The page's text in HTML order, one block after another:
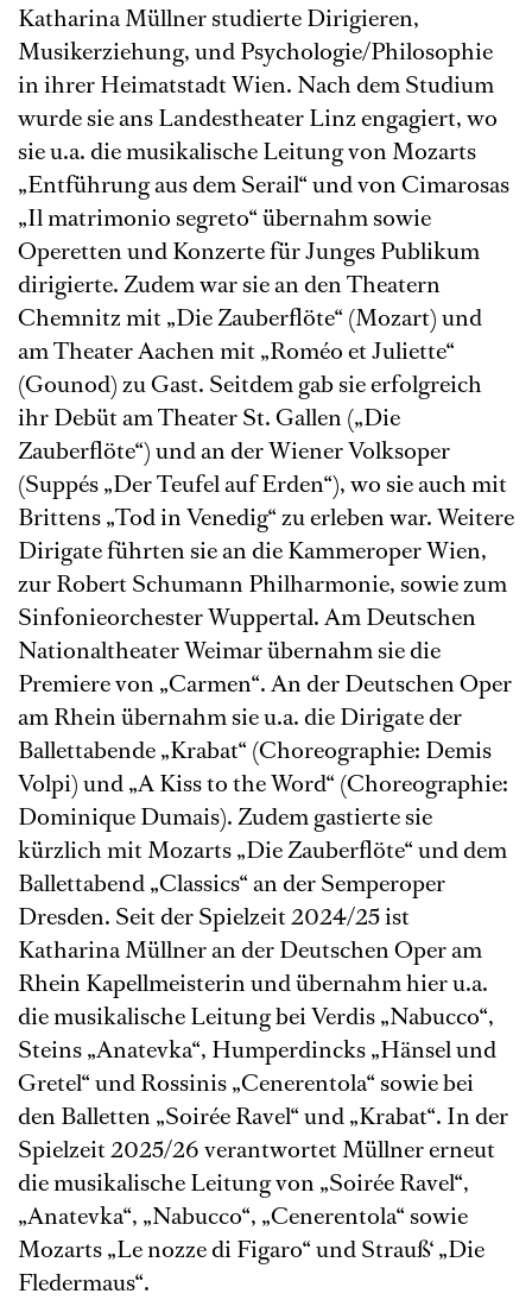
Katharina Müllner studierte Dirigieren,
Musikerziehung, und Psychologie/Philosophie
in ihrer Heimatstadt Wien. Nach dem Studium
wurde sie ans Landestheater Linz engagiert, wo
sie u.a. die musikalische Leitung von Mozarts
„Entführung aus dem Serail“ und von Cimarosas
„Il matrimonio segreto“ übernahm sowie
Operetten und Konzerte für Junges Publikum
dirigierte. Zudem war sie an den Theatern
Chemnitz mit „Die Zauberflöte“ (Mozart) und
am Theater Aachen mit „Roméo et Juliette“
(Gounod) zu Gast. Seitdem gab sie erfolgreich
ihr Debüt am Theater St. Gallen („Die
Zauberflöte“) und an der Wiener Volksoper
(Suppés „Der Teufel auf Erden“), wo sie auch mit
Brittens „Tod in Venedig“ zu erleben war. Weitere
Dirigate führten sie an die Kammeroper Wien,
zur Robert Schumann Philharmonie, sowie zum
Sinfonieorchester Wuppertal. Am Deutschen
Nationaltheater Weimar übernahm sie die
Premiere von „Carmen“. An der Deutschen Oper
am Rhein übernahm sie u.a. die Dirigate der
Ballettabende „Krabat“ (Choreographie: Demis
Volpi) und „A Kiss to the Word“ (Choreographie:
Dominique Dumais). Zudem gastierte sie
kürzlich mit Mozarts „Die Zauberflöte“ und dem
Ballettabend „Classics“ an der Semperoper
Dresden. Seit der Spielzeit 2024/25 ist
Katharina Müllner an der Deutschen Oper am
Rhein Kapellmeisterin und übernahm hier u.a.
die musikalische Leitung bei Verdis „Nabucco“,
Steins „Anatevka“, Humperdincks „Hänsel und
Gretel“ und Rossinis „Cenerentola“ sowie bei
den Balletten „Soirée Ravel“ und „Krabat“. In der
Spielzeit 2025/26 verantwortet Müllner erneut
die musikalische Leitung von „Soirée Ravel“,
„Anatevka“, „Nabucco“, „Cenerentola“ sowie
Mozarts „Le nozze di Figaro“ und Strauß‘ „Die
Fledermaus“.